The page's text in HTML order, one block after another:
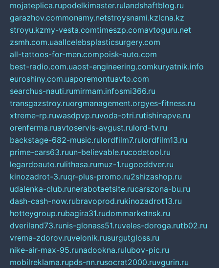
mojateplica.rupodelkimaster.rulandshaftblog.ru
garazhov.commonamy.netstroysnami.kzlcna.kz
stroyu.kzmy-vesta.comtimeszp.comavtoguru.net
zsmh.com.uaallcelebsplasticsurgery.com
all-tattoos-for-men.compoisk-auto.com
best-radio.com.uaost-engineering.comkuryatnik.info
euroshiny.com.uaporemontuavto.com
searchus-nauti.rumirmam.infosmi366.ru
transgazstroy.ruorgmanagement.orgyes-fitness.ru
xtreme-rp.ruwasdpvp.ruvoda-otri.rutishinapve.ru
orenferma.ruavtoservis-avgust.rulord-tv.ru
backstage-682-music.rulordfilm7.rulordfilm13.ru
prime-cars63.ruun-believable.rucodetool.ru
legardoauto.rulithasa.rumuz-1.rugooddver.ru
kinozadrot-3.ruqr-plus-promo.ru2shizashop.ru
udalenka-club.runerabotaetsite.rucarszona-bu.ru
dash-cash-now.rubravoprod.rukinozadrot13.ru
hotteygroup.rubagira31.rudommarketnsk.ru
dveriland73.runis-glonass51.ruveles-doroga.rutb02.ru
vrema-zdorov.ruvelonik.rusurgutgloss.ru
nike-air-max-95.runadookna.rulubov-pic.ru
mobilreklama.rupds-nn.rusocrat2000.ruvgurin.ru